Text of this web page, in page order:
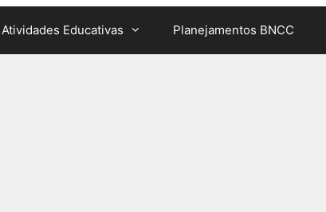
Atividades Educativas Planejamentos BNCC